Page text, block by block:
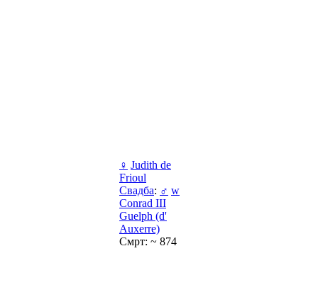
♀ Judith de
Frioul
Свадба: ♂ w
Conrad III
Guelph (d'
Auxerre)
Смрт: ~ 874